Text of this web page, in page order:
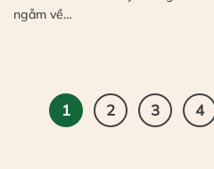
ngẫm về…
1 2 3 4